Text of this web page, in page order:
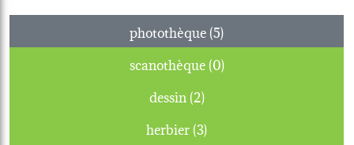
photothèque (5)
scanothèque (0)
dessin (2)
herbier (3)